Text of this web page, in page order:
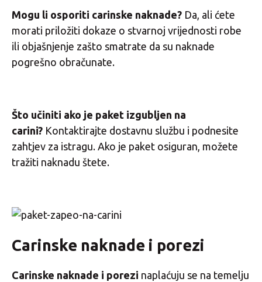
Mogu li osporiti carinske naknade? Da, ali ćete
morati priložiti dokaze o stvarnoj vrijednosti robe
ili objašnjenje zašto smatrate da su naknade
pogrešno obračunate.
Što učiniti ako je paket izgubljen na
carini? Kontaktirajte dostavnu službu i podnesite
zahtjev za istragu. Ako je paket osiguran, možete
tražiti naknadu štete.
Carinske naknade i porezi
Carinske naknade i porezi naplaćuju se na temelju